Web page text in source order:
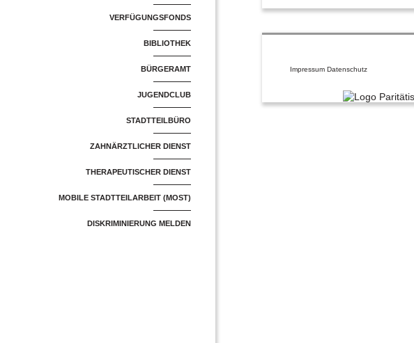
Soziales
Familien
Senioren
Hilfestellung
Pflege
Selbsthilfe
Nachbarschaft & Engagement
VERFÜGUNGSFONDS
BIBLIOTHEK
BÜRGERAMT
JUGENDCLUB
STADTTEILBÜRO
ZAHNÄRZTLICHER DIENST
THERAPEUTISCHER DIENST
MOBILE STADTTEILARBEIT (MOST)
DISKRIMINIERUNG MELDEN
Impressum Datenschutz